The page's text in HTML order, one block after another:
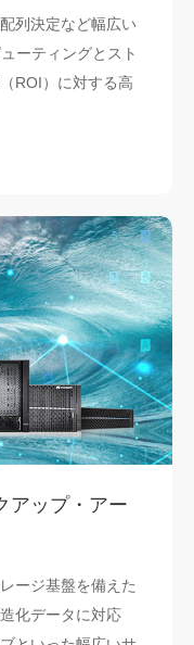
列決定など幅広い
ーティングとスト
ROI）に対する高
アップ・アー
ージ基盤を備えた
化データに対応